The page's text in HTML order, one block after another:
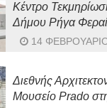
Κέντρο
Δήμου Ρήγα
14
Διεθνής
Μουσείο Prado